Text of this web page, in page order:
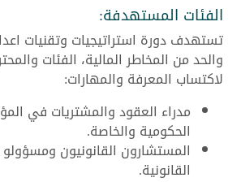
الفئات المستهدفة:
تستهدف دورة استراتيجيات وتقنيات
والحد من المخاطر المالية، الفئات
لاكتساب المعرفة والمهارات:
مدراء العقود والمشتريات في
الحكومية والخاصة.
المستشارون القانونيون
القانونية.